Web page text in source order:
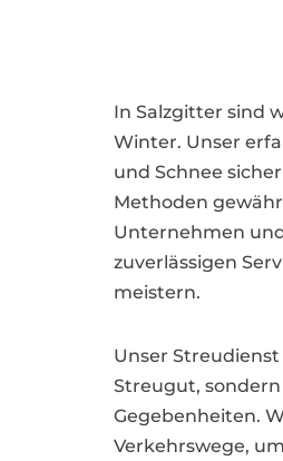
In Salzgitter sind
Winter. Unser
und Schnee
Methoden
Unternehmen
zuverlässigen
meistern.
Unser
Streugut,
Gegebenheiten.
Verkehrswege,